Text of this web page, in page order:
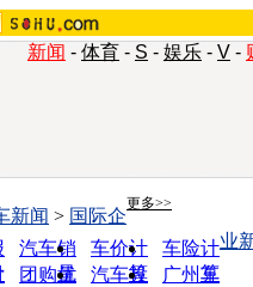
新闻 - 体育 - S - 娱乐 - V -
更多>>
汽车销
量
车价计
算
车险计
算
团购优
汽车投
广州车
新闻 > 国际企
业